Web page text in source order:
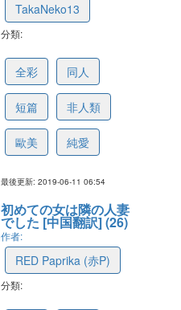
TakaNeko13
分類:
全彩 同人
短篇 非人類
歐美 純愛
最後更新: 2019-06-11 06:54
初めての女は隣の人妻
でした [中国翻訳] (26)
作者:
RED Paprika (赤P)
分類: